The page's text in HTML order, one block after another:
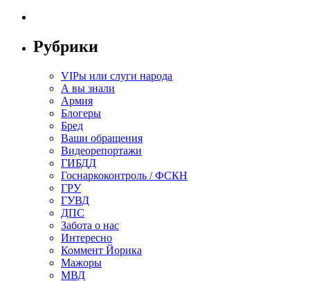
Рубрики
VIPы или слуги народа
А вы знали
Армия
Блогеры
Бред
Ваши обращения
Видеорепортажи
ГИБДД
Госнаркоконтроль / ФСКН
ГРУ
ГУВД
ДПС
Забота о нас
Интересно
Коммент Йорика
Мажоры
МВД